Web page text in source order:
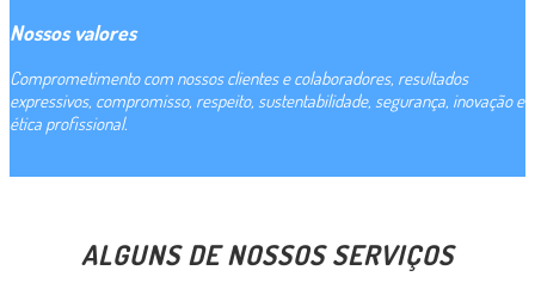
Nossos valores
Comprometimento com nossos clientes e colaboradores, resultados
expressivos, compromisso, respeito, sustentabilidade, segurança, inovação e
ética profissional.
ALGUNS DE NOSSOS SERVIÇOS